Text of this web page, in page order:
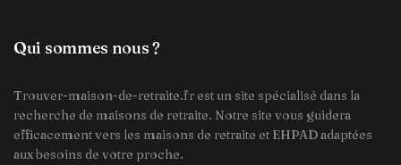
Qui sommes nous ?
Trouver-maison-de-retraite.fr est un site spécialisé dans la
recherche de maisons de retraite. Notre site vous guidera
efficacement vers les maisons de retraite et EHPAD adaptées
aux besoins de votre proche.